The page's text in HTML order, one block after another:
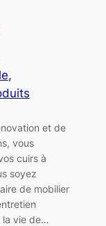
et de
vous
cuirs à
soyez
de mobilier
la vie de…